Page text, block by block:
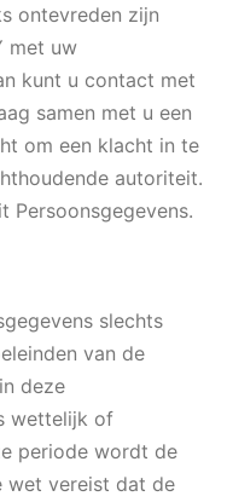
ontevreden zijn
met uw
kunt u contact met
samen met u een
om een klacht in te
autoriteit.
Persoonsgegevens.
slechts
van de
deze
wettelijk of
periode wordt de
wet vereist dat de